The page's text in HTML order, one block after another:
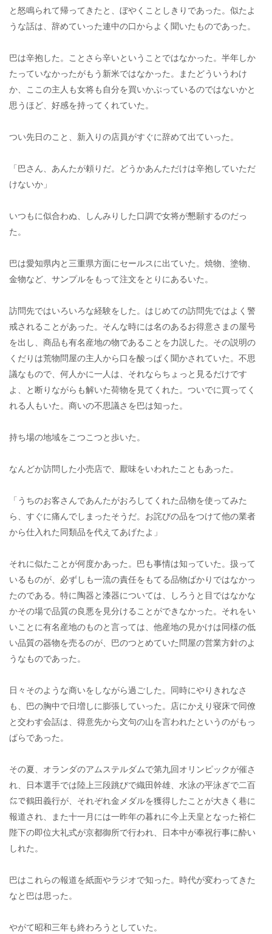
と怒鳴られて帰ってきたと、ぼやくことしきりであった。似たよ
うな話は、辞めていった連中の口からよく聞いたものであった。
巴は辛抱した。ことさら辛いということではなかった。半年しか
たっていなかったがもう新米ではなかった。またどういうわけ
か、ここの主人も女将も自分を買いかぶっているのではないかと
思うほど、好感を持ってくれていた。
つい先日のこと、新入りの店員がすぐに辞めて出ていった。
「巴さん、あんたが頼りだ。どうかあんただけは辛抱していただ
けないか」
いつもに似合わぬ、しんみりした口調で女将が懇願するのだっ
た。
巴は愛知県内と三重県方面にセールスに出ていた。焼物、塗物、
金物など、サンプルをもって注文をとりにあるいた。
訪問先ではいろいろな経験をした。はじめての訪問先ではよく警
戒されることがあった。そんな時には名のあるお得意さまの屋号
を出し、商品も有名産地の物であることを力説した。その説明の
くだりは荒物問屋の主人から口を酸っぱく聞かされていた。不思
議なもので、何人かに一人は、それならちょっと見るだけです
よ、と断りながらも解いた荷物を見てくれた。ついでに買ってく
れる人もいた。商いの不思議さを巴は知った。
持ち場の地域をこつこつと歩いた。
なんどか訪問した小売店で、厭味をいわれたこともあった。
「うちのお客さんであんたがおろしてくれた品物を使ってみた
ら、すぐに痛んでしまったそうだ。お詫びの品をつけて他の業者
から仕入れた同類品を代えてあげたよ」
それに似たことが何度かあった。巴も事情は知っていた。扱って
いるものが、必ずしも一流の責任をもてる品物ばかりではなかっ
たのである。特に陶器と漆器については、しろうと目ではなかな
かその場で品質の良悪を見分けることができなかった。それをい
いことに有名産地のものと言っては、他産地の見かけは同様の低
い品質の器物を売るのが、巴のつとめていた問屋の営業方針のよ
うなものであった。
日々そのような商いをしながら過ごした。同時にやりきれなさ
も、巴の胸中で日増しに膨張していった。店にかえり寝床で同僚
と交わす会話は、得意先から文句の山を言われたというのがもっ
ぱらであった。
その夏、オランダのアムステルダムで第九回オリンピックが催さ
れ、日本選手では陸上三段跳びで織田幹雄、水泳の平泳ぎで二百
㍍で鶴田義行が、それぞれ金メダルを獲得したことが大きく巷に
報道され、また十一月には一昨年の暮れに今上天皇となった裕仁
陛下の即位大礼式が京都御所で行われ、日本中が奉祝行事に酔い
しれた。
巴はこれらの報道を紙面やラジオで知った。時代が変わってきた
なと巴は思った。
やがて昭和三年も終わろうとしていた。